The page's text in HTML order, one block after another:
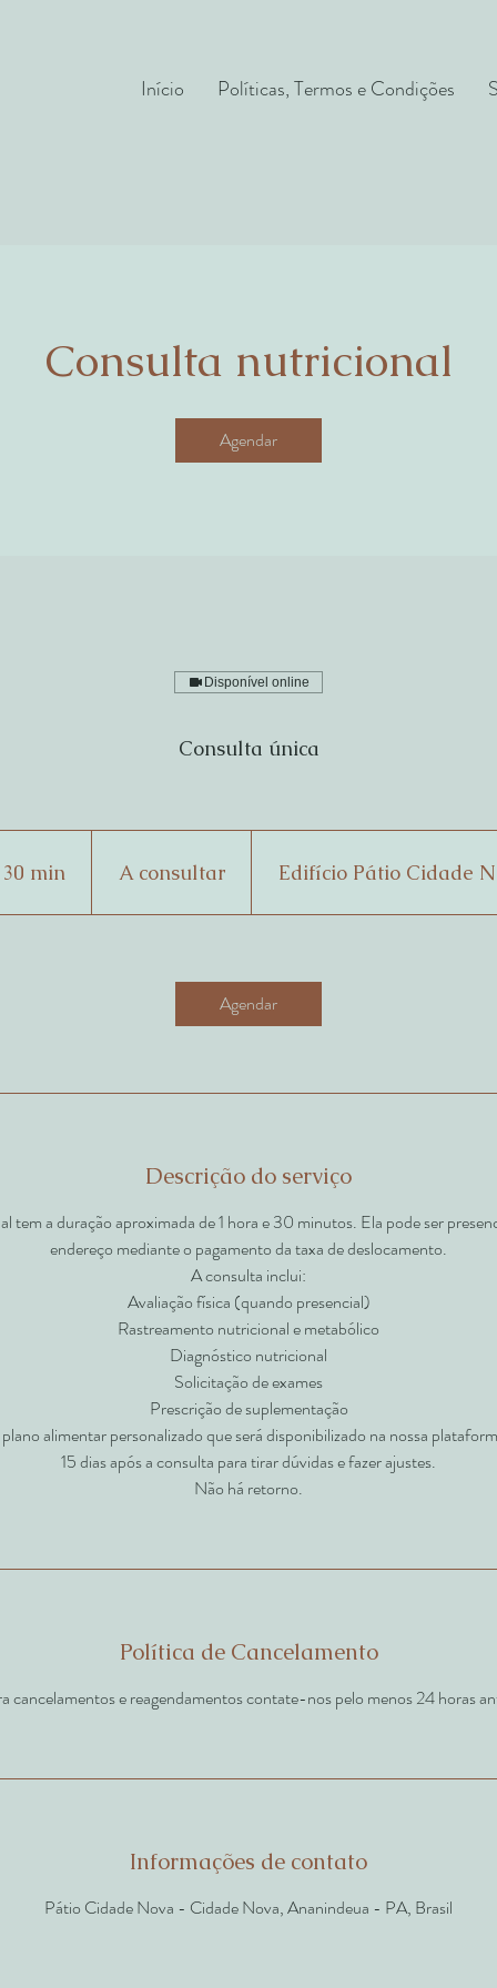
Início Políticas, Termos e Condições
Consulta nutricional
Agendar
Disponível online
Consulta única
min A consultar Edifício Pátio Cidade
Agendar
Descrição do serviço
tem a duração aproximada de 1 hora e 30 minutos. Ela pode ser
endereço mediante o pagamento da taxa de deslocamento.
A consulta inclui:
Avaliação física (quando presencial)
Rastreamento nutricional e metabólico
Diagnóstico nutricional
Solicitação de exames
Prescrição de suplementação
alimentar personalizado que será disponibilizado na nossa
15 dias após a consulta para tirar dúvidas e fazer ajustes.
Não há retorno.
Política de Cancelamento
cancelamentos e reagendamentos contate-nos pelo menos 24 horas
Informações de contato
Pátio Cidade Nova - Cidade Nova, Ananindeua - PA, Brasil